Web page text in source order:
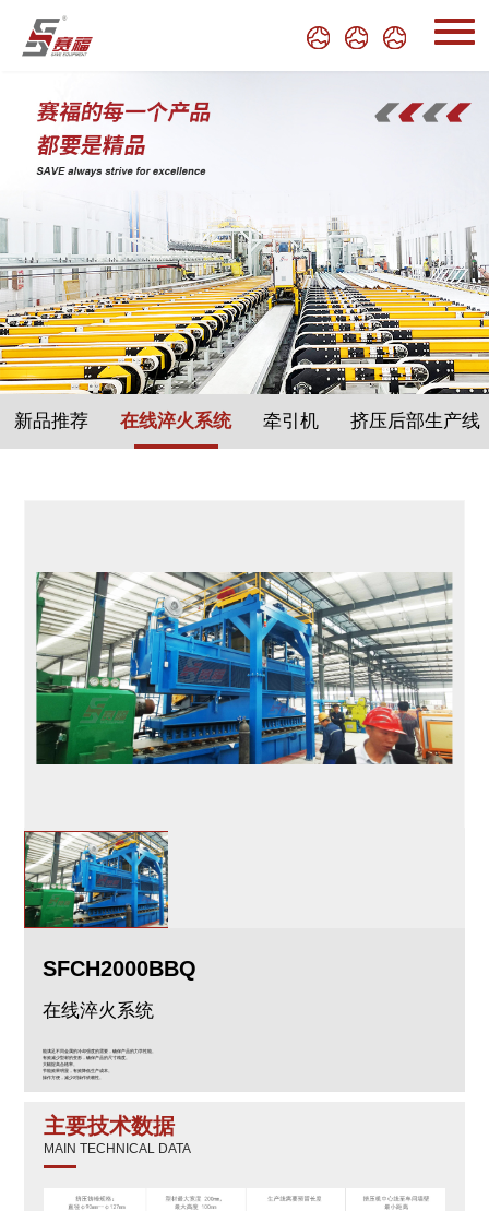
新品推荐 在线淬火系统 牵引机 挤压后部生产线
SFCH2000BBQ
在线淬火系统
能满足不同金属的冷却强度的需要，确保产品的力学性能。
有效减少型材的变形，确保产品的尺寸精度。
大幅提高合格率。
节能效果明显，有效降低生产成本。
操作方便，减少对操作依赖性。
主要技术数据
MAIN TECHNICAL DATA